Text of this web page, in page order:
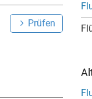
Prüfen